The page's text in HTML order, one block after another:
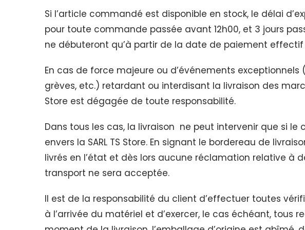
Si l’article commandé est disponible en stock, le délai
pour toute commande passée avant 12h00, et 3 jours
ne débuteront qu’à partir de la date de paiement
En cas de force majeure ou d’événements
grèves, etc.) retardant ou interdisant la livraison des
Store est dégagée de toute responsabilité.
Dans tous les cas, la livraison ne peut intervenir que si le
envers la SARL TS Store. En signant le bordereau de
livrés en l’état et dès lors aucune réclamation relative à
transport ne sera acceptée.
Il est de la responsabilité du client d’effectuer toutes
à l’arrivée du matériel et d’exercer, le cas échéant, tous